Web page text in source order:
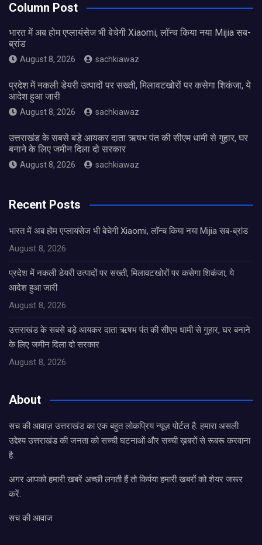
Column Post
भारत में अब होम एप्लायंसेज भी बेचेगी Xiaomi, लॉन्च किया नया Mijia सब-
ब्रांड
August 8, 2026 sachkiawaz
प्रदेश में नकली डेयरी उत्पादों पर सख्ती, मिलावटखोरों पर कसेगा शिकंजा, ये
आदेश हुआ जारी
August 8, 2026 sachkiawaz
उत्तराखंड के सबसे बड़े आयकर दाता ऋषभ पंत की सीएम धामी से गुहार, घर
बनाने के लिए जमीन दिला दो सरकार
August 8, 2026 sachkiawaz
Recent Posts
भारत में अब होम एप्लायंसेज भी बेचेगी Xiaomi, लॉन्च किया नया Mijia सब-ब्रांड
August 8, 2026
प्रदेश में नकली डेयरी उत्पादों पर सख्ती, मिलावटखोरों पर कसेगा शिकंजा, ये
आदेश हुआ जारी
August 8, 2026
उत्तराखंड के सबसे बड़े आयकर दाता ऋषभ पंत की सीएम धामी से गुहार, घर बनाने
के लिए जमीन दिला दो सरकार
August 8, 2026
About
सच की आवाज़ उत्तराखंड का एक बहुत लोकप्रिय न्यूज़ पोर्टल है. हमारा असली
उद्देश्य उत्तराखंड की जनता को सच्ची घटनाओं और सच्ची ख़बरों से रूबरू करवाना
है.
अगर आपको हमारी खबरें अच्छी लगती हैं तो किर्पया हमारी खबरों को शेयर जरूर
करें.
सच की आवाज